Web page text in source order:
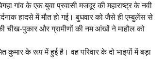
गांव के एक युवा प्रवासी मजदूर की महाराष्ट्र के नवी
हादसे में मौत हो गई। बुधवार को जैसे ही एम्बुलेंस से
चीख-पुकार और ग्रामीणों की नम आंखों ने माहौल को
कुमार के रूप में हुई है। वह परिवार के दो भाइयों में बड़ा